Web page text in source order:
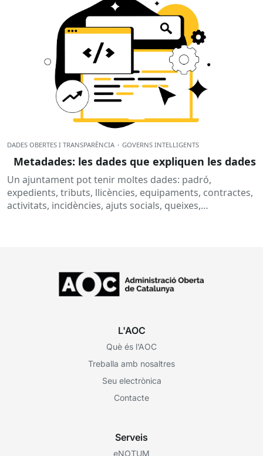
DADES OBERTES I TRANSPARÈNCIA · GOVERNS INTEL·LIGENTS
Metadades: les dades que expliquen les dades
Un ajuntament pot tenir moltes dades: padró,
expedients, tributs, llicències, equipaments, contractes,
activitats, incidències, ajuts socials, queixes,
L'AOC
Què és l’AOC
Treballa amb nosaltres
Seu electrònica
Contacte
Serveis
eNOTUM